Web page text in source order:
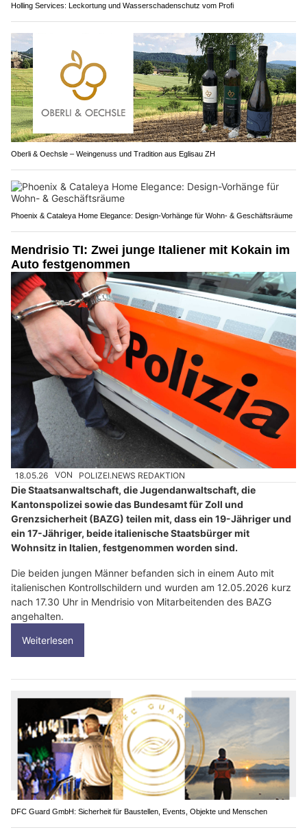
Holling Services: Leckortung und Wasserschadenschutz vom Profi
Oberli & Oechsle – Weingenuss und Tradition aus Eglisau ZH
Phoenix & Cataleya Home Elegance: Design-Vorhänge für Wohn- & Geschäftsräume
Mendrisio TI: Zwei junge Italiener mit Kokain im
Auto festgenommen
18.05.26 VON POLIZEI.NEWS REDAKTION
Die Staatsanwaltschaft, die Jugendanwaltschaft, die
Kantonspolizei sowie das Bundesamt für Zoll und
Grenzsicherheit (BAZG) teilen mit, dass ein 19-Jähriger und
ein 17-Jähriger, beide italienische Staatsbürger mit
Wohnsitz in Italien, festgenommen worden sind.
Die beiden jungen Männer befanden sich in einem Auto mit
italienischen Kontrollschildern und wurden am 12.05.2026 kurz
nach 17.30 Uhr in Mendrisio von Mitarbeitenden des BAZG
angehalten.
Weiterlesen
DFC Guard GmbH: Sicherheit für Baustellen, Events, Objekte und Menschen